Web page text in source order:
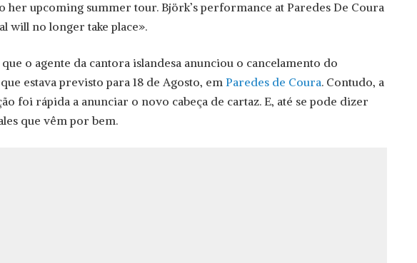
her upcoming summer tour. Björk’s performance at Paredes De Coura
will no longer take place».
que o agente da cantora islandesa anunciou o cancelamento do
estava previsto para 18 de Agosto, em Paredes de Coura. Contudo, a
foi rápida a anunciar o novo cabeça de cartaz. E, até se pode dizer
que vêm por bem.